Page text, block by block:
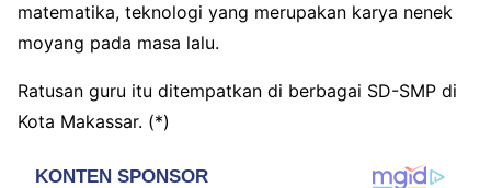
matematika, teknologi yang merupakan karya nenek
moyang pada masa lalu.
Ratusan guru itu ditempatkan di berbagai SD-SMP di
Kota Makassar. (*)